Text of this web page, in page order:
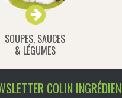
SOUPES, SAUCES
& LÉGUMES
COLIN